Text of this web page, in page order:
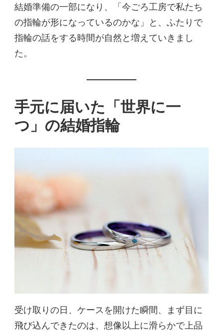
結婚準備の一部になり、「今ごろ工房で私たち
の指輪が形になっているのかな」と、ふたりで
指輪の話をする時間が自然と増えていきまし
た。
手元に届いた「世界に一
つ」の結婚指輪
受け取りの日、ケースを開けた瞬間、まず目に
飛び込んできたのは、想像以上に滑らかで上品